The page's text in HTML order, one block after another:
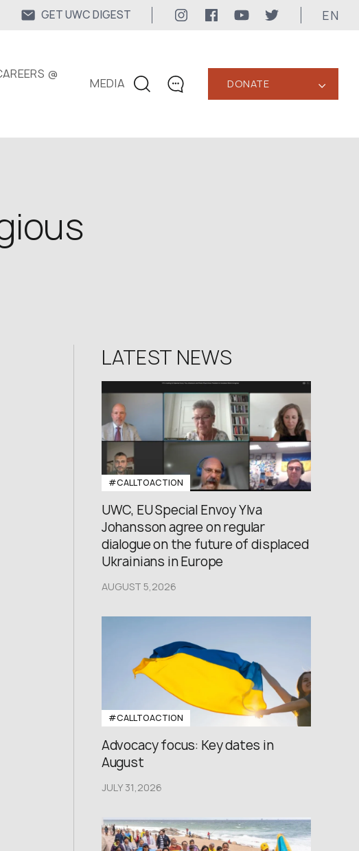
GET UWC DIGEST EN
@
MEDIA
CONTACTS
DONATE ‹
LATEST NEWS
#CALLTOACTION
UWC, EU Special Envoy Ylva
Johansson agree on regular
dialogue on the future of displaced
Ukrainians in Europe
AUGUST 5,2026
#CALLTOACTION
Advocacy focus: Key dates in
August
JULY 31,2026